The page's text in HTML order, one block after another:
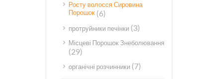
Росту волосся Сировина
Порошок (6)
протруйники печінки (3)
Місцеві Порошок Знеболювання
(29)
органічні розчинники (7)